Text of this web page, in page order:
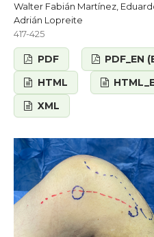
Walter Fabián Martínez,
Adrián Lopreite
417-425
PDF
PDF_EN
HTML
XML